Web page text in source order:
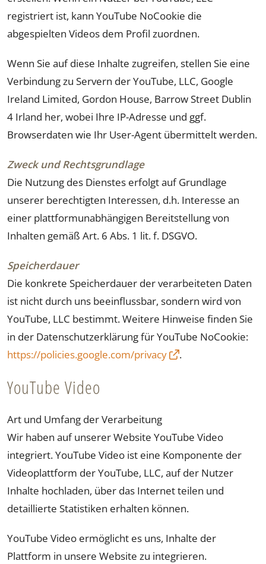
registriert ist, kann YouTube NoCookie die
abgespielten Videos dem Profil zuordnen.
Wenn Sie auf diese Inhalte zugreifen, stellen Sie eine
Verbindung zu Servern der YouTube, LLC, Google
Ireland Limited, Gordon House, Barrow Street Dublin
4 Irland her, wobei Ihre IP-Adresse und ggf.
Browserdaten wie Ihr User-Agent übermittelt werden.
Zweck und Rechtsgrundlage
Die Nutzung des Dienstes erfolgt auf Grundlage
unserer berechtigten Interessen, d.h. Interesse an
einer plattformunabhängigen Bereitstellung von
Inhalten gemäß Art. 6 Abs. 1 lit. f. DSGVO.
Speicherdauer
Die konkrete Speicherdauer der verarbeiteten Daten
ist nicht durch uns beeinflussbar, sondern wird von
YouTube, LLC bestimmt. Weitere Hinweise finden Sie
in der Datenschutzerklärung für YouTube NoCookie:
https://policies.google.com/privacy
.
YouTube Video
Art und Umfang der Verarbeitung
Wir haben auf unserer Website YouTube Video
integriert. YouTube Video ist eine Komponente der
Videoplattform der YouTube, LLC, auf der Nutzer
Inhalte hochladen, über das Internet teilen und
detaillierte Statistiken erhalten können.
YouTube Video ermöglicht es uns, Inhalte der
Plattform in unsere Website zu integrieren.